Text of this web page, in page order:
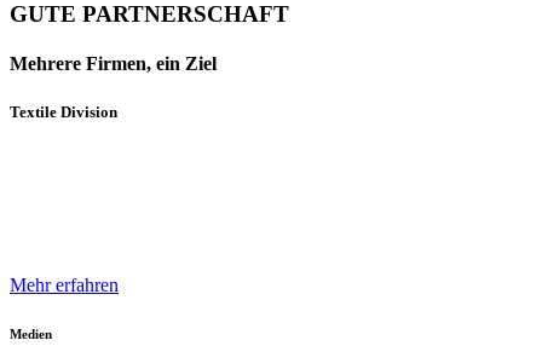
GUTE PARTNERSCHAFT
Mehrere Firmen, ein Ziel
Textile Division
Mehr erfahren
Medien